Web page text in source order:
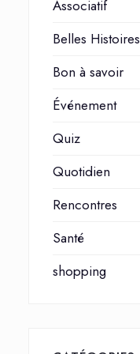
Associatif
Belles Histoires
Bon à savoir
Événement
Quiz
Quotidien
Rencontres
Santé
shopping